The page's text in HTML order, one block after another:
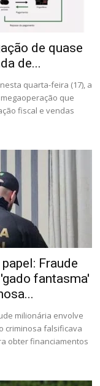
de quase
de...
quarta-feira (17), a
que
fiscal e vendas
Fraude
fantasma'
milionária envolve
criminosa falsificava
obter financiamentos